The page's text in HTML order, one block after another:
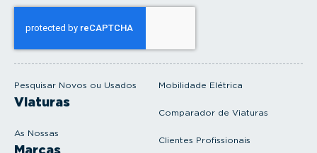
Pesquisar Novos ou Usados
Viaturas
As Nossas
Mobilidade Elétrica
Comparador de Viaturas
Clientes Profissionais